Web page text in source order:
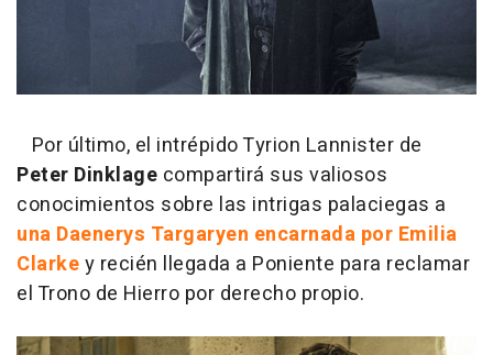
Por último, el intrépido Tyrion Lannister de
Peter Dinklage compartirá sus valiosos
conocimientos sobre las intrigas palaciegas a
una Daenerys Targaryen encarnada por Emilia
Clarkey recién llegada a Poniente para reclamar
el Trono de Hierro por derecho propio.